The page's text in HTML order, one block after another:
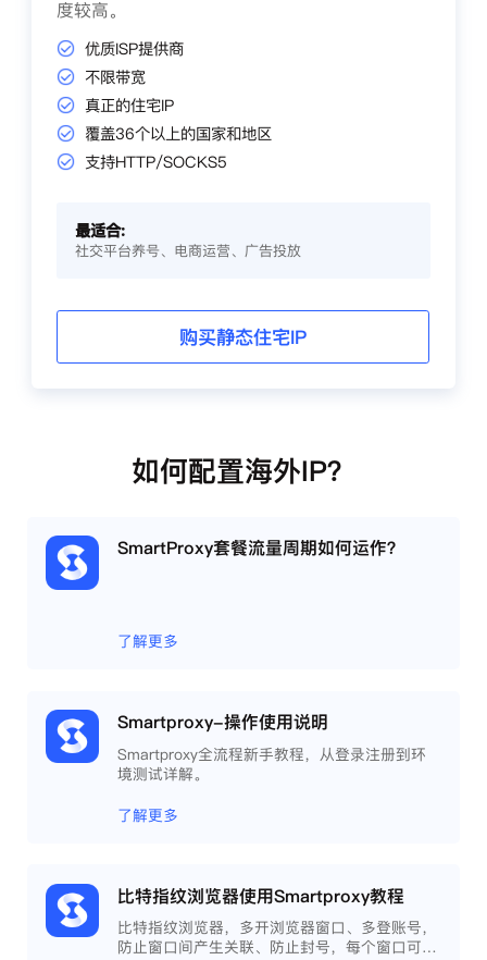
度较高。
优质ISP提供商
不限带宽
真正的住宅IP
覆盖36个以上的国家和地区
支持HTTP/SOCKS5
最适合:
社交平台养号、电商运营、广告投放
购买静态住宅IP
如何配置海外IP？
SmartProxy套餐流量周期如何运作？
了解更多
Smartproxy-操作使用说明
Smartproxy全流程新手教程，从登录注册到环
境测试详解。
了解更多
比特指纹浏览器使用Smartproxy教程
比特指纹浏览器，多开浏览器窗口、多登账号，
防止窗口间产生关联、防止封号，每个窗口可以